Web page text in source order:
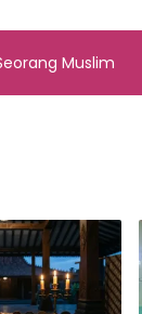
Muslim